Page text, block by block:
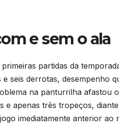
e sem o ala
partidas da
seis derrotas, desempenho
na panturrilha afastou
e apenas três tropeços,
imediatamente anterior ao